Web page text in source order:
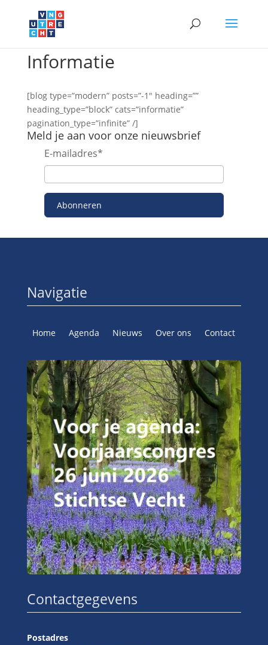
Informatie
[blog type=”modern” posts=”-1″ heading=””
heading_type=”block” cats=”informatie”
pagination_type=”infinite” /]
Meld je aan voor onze nieuwsbrief
E-mailadres*
Abonneren
Navigatie
Home Agenda Nieuws Over ons Contact
Contactgegevens
Postadres